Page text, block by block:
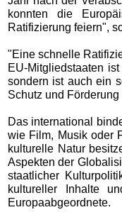
konnten die
Ratifizierung feiern",
"Eine schnelle
EU-Mitgliedstaaten
sondern ist auch ein
Schutz und
Das international
wie Film, Musik oder
kulturelle Natur
Aspekten der
staatlicher
kultureller Inhalte
Europaabgeordnete.